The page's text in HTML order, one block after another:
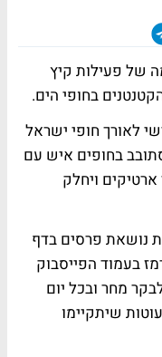
של פעילות קיץ
בחופי הים.
לאורך חופי ישראל
בחופים איש עם
ויחלק
נושאת פרסים בדף
בעמוד הפייסבוק
מחר ובכל יום
שיתקיימו